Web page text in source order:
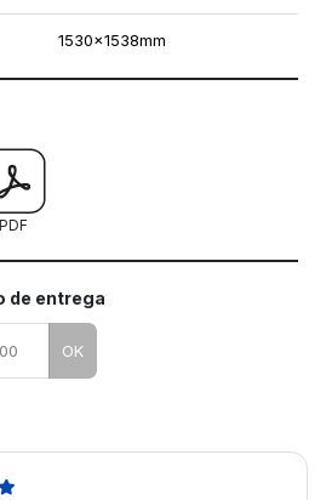
1530x1538mm
como utilizar os nossos gabaritos
PDF
de entrega
OK